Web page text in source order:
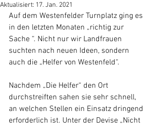
Aktualisiert: 17. Jan. 2021
Auf dem Westenfelder Turnplatz ging es
in den letzten Monaten „richtig zur
Sache “. Nicht nur wir Landfrauen
suchten nach neuen Ideen, sondern
auch die „Helfer von Westenfeld“.
Nachdem „Die Helfer“ den Ort
durchstreiften sahen sie sehr schnell,
an welchen Stellen ein Einsatz dringend
erforderlich ist. Unter der Devise „Nicht